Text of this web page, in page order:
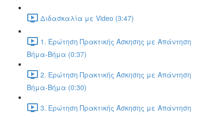
Διδασκαλία με Video (3:47)
1. Ερώτηση Πρακτικής Άσκησης με Απάντηση
Βήμα-Βήμα (0:37)
2. Ερώτηση Πρακτικής Άσκησης με Απάντηση
Βήμα-Βήμα (0:30)
3. Ερώτηση Πρακτικής Άσκησης με Απάντηση